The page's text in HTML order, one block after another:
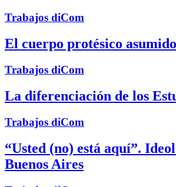
Trabajos diCom
El cuerpo protésico
Trabajos diCom
La diferenciación de los
Trabajos diCom
“Usted (no) está aquí”.
Buenos Aires